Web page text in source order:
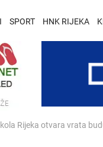
SPORT HNK RIJEKA
Rijeka otvara vrata